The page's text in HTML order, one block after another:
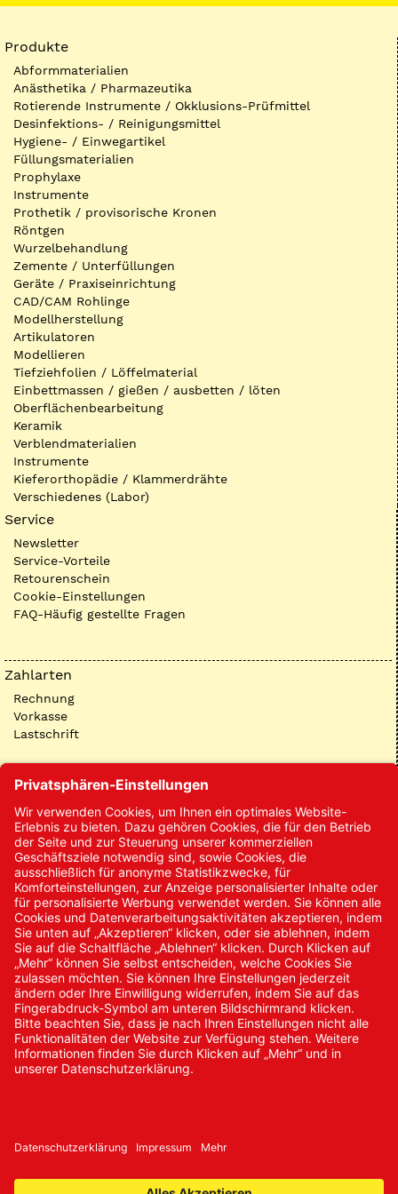
Produkte
Abformmaterialien
Anästhetika / Pharmazeutika
Rotierende Instrumente / Okklusions-Prüfmittel
Desinfektions- / Reinigungsmittel
Hygiene- / Einwegartikel
Füllungsmaterialien
Prophylaxe
Instrumente
Prothetik / provisorische Kronen
Röntgen
Wurzelbehandlung
Zemente / Unterfüllungen
Geräte / Praxiseinrichtung
CAD/CAM Rohlinge
Modellherstellung
Artikulatoren
Modellieren
Tiefziehfolien / Löffelmaterial
Einbettmassen / gießen / ausbetten / löten
Oberflächenbearbeitung
Keramik
Verblendmaterialien
Instrumente
Kieferorthopädie / Klammerdrähte
Verschiedenes (Labor)
Service
Newsletter
Service-Vorteile
Retourenschein
Cookie-Einstellungen
FAQ-Häufig gestellte Fragen
Zahlarten
Rechnung
Vorkasse
Lastschrift
Kontakt
Kontakt/Anfrage
Neukundenanmeldung
Kennwort vergessen
Bestellungen
Sendung verfolgen
© 2024 Promed Vertriebsgesellschaft mbH | Alle Rechte
* Alle Preise zzgl. gesetzlicher Mehrwertsteuer